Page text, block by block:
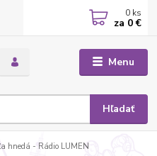
Menu
Hľadať
0 ks
za 0 €
hnedá - Rádio LUMEN